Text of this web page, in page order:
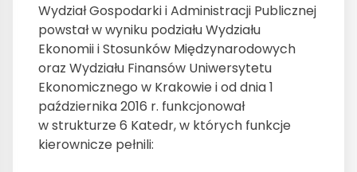
Wydział Gospodarki i Administracji Publicznej
powstał w wyniku podziału Wydziału
Ekonomii i Stosunków Międzynarodowych
oraz Wydziału Finansów Uniwersytetu
Ekonomicznego w Krakowie i od dnia 1
października 2016 r. funkcjonował
w strukturze 6 Katedr, w których funkcje
kierownicze pełnili: